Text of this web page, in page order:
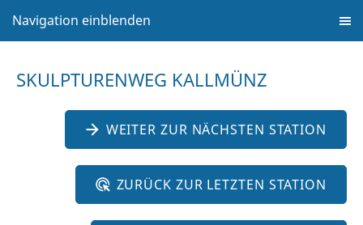
Navigation einblenden
SKULPTURENWEG KALLMÜNZ
WEITER ZUR NÄCHSTEN STATION
ZURÜCK ZUR LETZTEN STATION